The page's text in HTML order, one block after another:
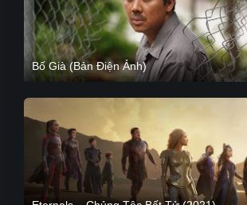
Bố Già (Bản Điện Ảnh)